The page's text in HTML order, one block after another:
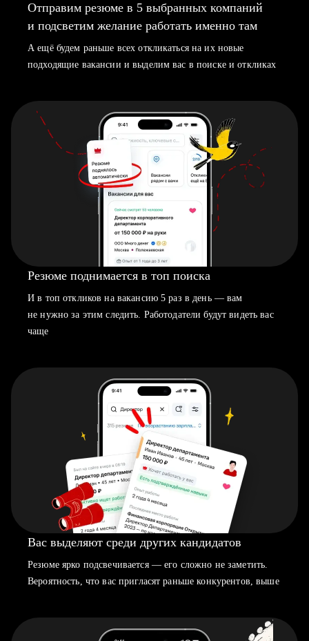
Отправим резюме в 5 выбранных компаний
и подсветим желание работать именно там
А ещё будем раньше всех откликаться на их новые
подходящие вакансии и выделим вас в поиске и откликах
Резюме поднимается в топ поиска
И в топ откликов на вакансию 5 раз в день — вам
не нужно за этим следить. Работодатели будут видеть вас
чаще
Вас выделяют среди других кандидатов
Резюме ярко подсвечивается — его сложно не заметить.
Вероятность, что вас пригласят раньше конкурентов, выше